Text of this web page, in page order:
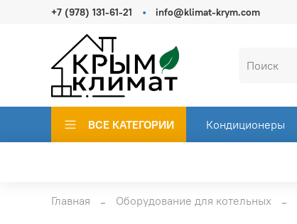
+7 (978) 131-61-21 info@klimat-krym.com
ВСЕ КАТЕГОРИИ Кондиционеры
Главная Оборудование для котельных